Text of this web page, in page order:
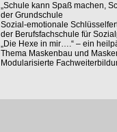
„Schule kann Spaß machen,
der Grundschule
Sozial-emotionale
der Berufsfachschule für
„Die Hexe in mir….“ – ein
Thema Maskenbau und
Modularisierte